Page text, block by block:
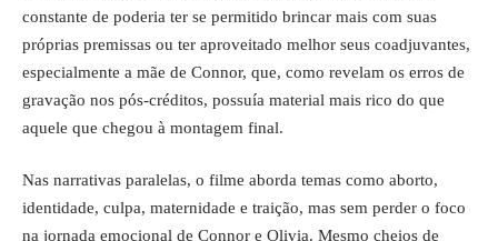
constante de poderia ter se permitido brincar mais com suas
próprias premissas ou ter aproveitado melhor seus coadjuvantes,
especialmente a mãe de Connor, que, como revelam os erros de
gravação nos pós-créditos, possuía material mais rico do que
aquele que chegou à montagem final.
Nas narrativas paralelas, o filme aborda temas como aborto,
identidade, culpa, maternidade e traição, mas sem perder o foco
na jornada emocional de Connor e Olivia. Mesmo cheios de